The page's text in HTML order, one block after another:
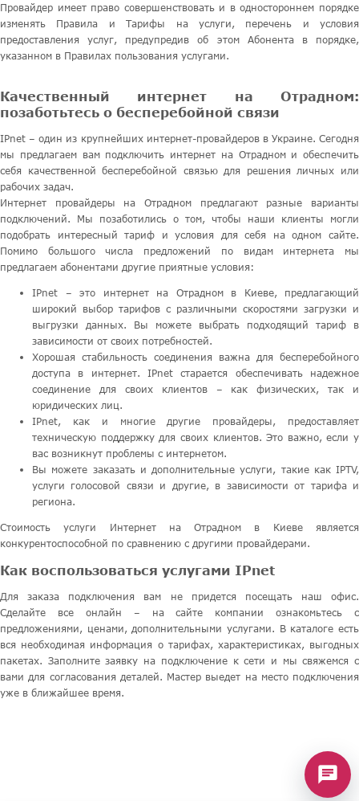
Провайдер имеет право совершенствовать и в одностороннем порядке
изменять Правила и Тарифы на услуги, перечень и условия
предоставления услуг, предупредив об этом Абонента в порядке,
указанном в Правилах пользования услугами.
Качественный интернет на Отрадном:
позаботьтесь о бесперебойной связи
IPnet – один из крупнейших интернет-провайдеров в Украине. Сегодня
мы предлагаем вам подключить интернет на Отрадном и обеспечить
себя качественной бесперебойной связью для решения личных или
рабочих задач.
Интернет провайдеры на Отрадном предлагают разные варианты
подключений. Мы позаботились о том, чтобы наши клиенты могли
подобрать интересный тариф и условия для себя на одном сайте.
Помимо большого числа предложений по видам интернета мы
предлагаем абонентами другие приятные условия:
IPnet – это интернет на Отрадном в Киеве, предлагающий
широкий выбор тарифов с различными скоростями загрузки и
выгрузки данных. Вы можете выбрать подходящий тариф в
зависимости от своих потребностей.
Хорошая стабильность соединения важна для бесперебойного
доступа в интернет. IPnet старается обеспечивать надежное
соединение для своих клиентов – как физических, так и
юридических лиц.
IPnet, как и многие другие провайдеры, предоставляет
техническую поддержку для своих клиентов. Это важно, если у
вас возникнут проблемы с интернетом.
Вы можете заказать и дополнительные услуги, такие как IPTV,
услуги голосовой связи и другие, в зависимости от тарифа и
региона.
Стоимость услуги Интернет на Отрадном в Киеве является
конкурентоспособной по сравнению с другими провайдерами.
Как воспользоваться услугами IPnet
Для заказа подключения вам не придется посещать наш офис.
Сделайте все онлайн – на сайте компании ознакомьтесь с
предложениями, ценами, дополнительными услугами. В каталоге есть
вся необходимая информация о тарифах, характеристиках, выгодных
пакетах. Заполните заявку на подключение к сети и мы свяжемся с
вами для согласования деталей. Мастер выедет на место подключения
уже в ближайшее время.
chat